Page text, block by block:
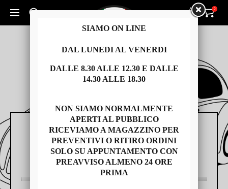
Cerca un prodotto... 0 0
RICAMBI
SIAMO ON LINE
DAL LUNEDI AL VENERDI
DALLE 8.30 ALLE 12.30 E DALLE
14.30 ALLE 18.30
NON SIAMO NORMALMENTE
APERTI AL PUBBLICO
RICEVIAMO A MAGAZZINO PER
PREVENTIVI O RITIRO ORDINI
SOLO SU APPUNTAMENTO CON
PREAVVISO ALMENO 24 ORE
PRIMA